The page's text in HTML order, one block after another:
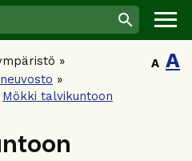
»
»
Mökki talvikuntoon
A A